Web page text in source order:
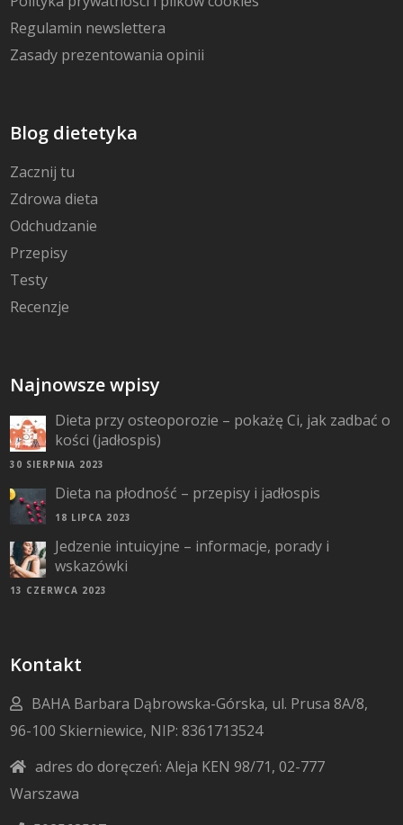
Regulamin newslettera
Zasady prezentowania opinii
Blog dietetyka
Zacznij tu
Zdrowa dieta
Odchudzanie
Przepisy
Testy
Recenzje
Najnowsze wpisy
Dieta przy osteoporozie – pokażę Ci, jak zadbać o
kości (jadłospis)
30 SIERPNIA 2023
Dieta na płodność – przepisy i jadłospis
18 LIPCA 2023
Jedzenie intuicyjne – informacje, porady i
wskazówki
13 CZERWCA 2023
Kontakt
BAHA Barbara Dąbrowska-Górska, ul. Prusa 8A/8,
96-100 Skierniewice, NIP: 8361713524
adres do doręczeń: Aleja KEN 98/71, 02-777
Warszawa